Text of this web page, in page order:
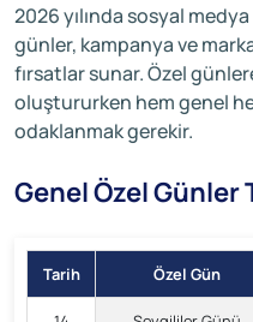
2026 yılında sosyal
günler, kampanya ve
fırsatlar sunar. Özel
oluştururken hem genel
odaklanmak gerekir.
Genel Özel Günler
Tarih Özel Gün